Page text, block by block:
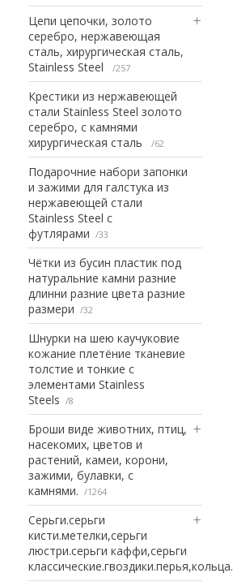
Цепи цепочки, золото
серебро, нержавеющая
сталь, хирургическая сталь,
Stainless Steel
257
Крестики из нержавеющей
стали Stainless Steel золото
серебро, с камнями
хирургическая сталь
62
Подарочние набори запонки
и зажими для галстука из
нержавеющей стали
Stainless Steel с
футлярами
33
Чётки из бусин пластик под
натуральние камни разние
длинни разние цвета разние
размери
32
Шнурки на шею каучуковие
кожание плетёние тканевие
толстие и тонкие с
элементами Stainless
Steels
8
Броши виде животних, птиц,
насекомих, цветов и
растений, камеи, корони,
зажими, булавки, с
камнями.
1264
Серьги.серьги
кисти.метелки,серьги
люстри.серьги каффи,серьги
классические.гвоздики.перья,кольца.